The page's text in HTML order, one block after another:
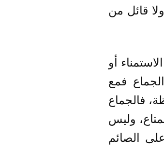
قائل من
أو
فمع
فالجماع
وليس
الصائم